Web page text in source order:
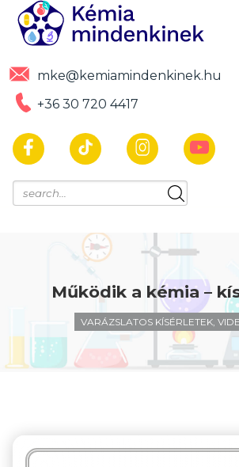
mke@kemiamindenkinek.hu
+36 30 720 4417
Működik a kémia –
VARÁZSLATOS KÍSÉRLETEK,